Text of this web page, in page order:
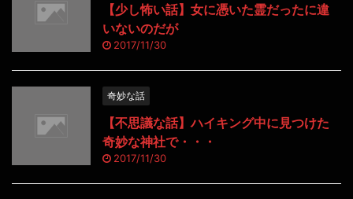
【少し怖い話】女に憑いた霊だったに違
いないのだが
2017/11/30
奇妙な話
【不思議な話】ハイキング中に見つけた
奇妙な神社で・・・
2017/11/30